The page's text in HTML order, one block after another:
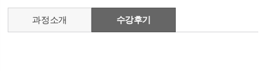
과정소개 수강후기